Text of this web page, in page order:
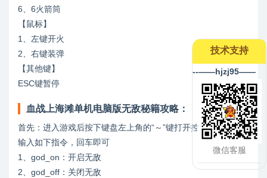
6、6火箭筒
【鼠标】
1、左键开火
2、右键装弹
【其他键】
ESC键暂停
血战上海滩单机电脑版无敌秘籍攻略：
首先：进入游戏后按下键盘左上角的“～”键打开控制台
输入如下指令，回车即可
1、god_on：开启无敌
2、god_off：关闭无敌
技术支持
--——hjzj95——
微信客服